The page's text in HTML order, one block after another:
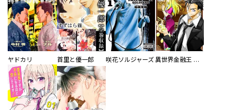
ヤドカリ 首里と優一郎 咲花ソルジャーズ 異世界金融王 ～クローネ・ゴルディオンの覇道～